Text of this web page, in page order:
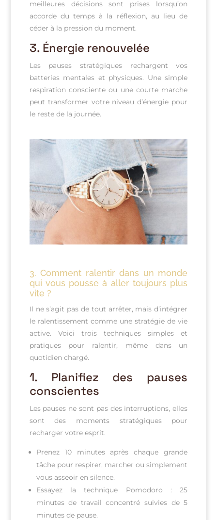
meilleures décisions sont prises lorsqu’on
accorde du temps à la réflexion, au lieu de
céder à la pression du moment.
3. Énergie renouvelée
Les pauses stratégiques rechargent vos
batteries mentales et physiques. Une simple
respiration consciente ou une courte marche
peut transformer votre niveau d’énergie pour
le reste de la journée.
3.Comment ralentir dans un monde
qui vous pousse à aller toujours plus
vite ?
Il ne s’agit pas de tout arrêter, mais d’intégrer
le ralentissement comme une stratégie de vie
active. Voici trois techniques simples et
pratiques pour ralentir, même dans un
quotidien chargé.
1. Planifiez des pauses
conscientes
Les pauses ne sont pas des interruptions, elles
sont des moments stratégiques pour
recharger votre esprit.
Prenez 10 minutes après chaque grande
tâche pour respirer, marcher ou simplement
vous asseoir en silence.
Essayez la technique Pomodoro : 25
minutes de travail concentré suivies de 5
minutes de pause.